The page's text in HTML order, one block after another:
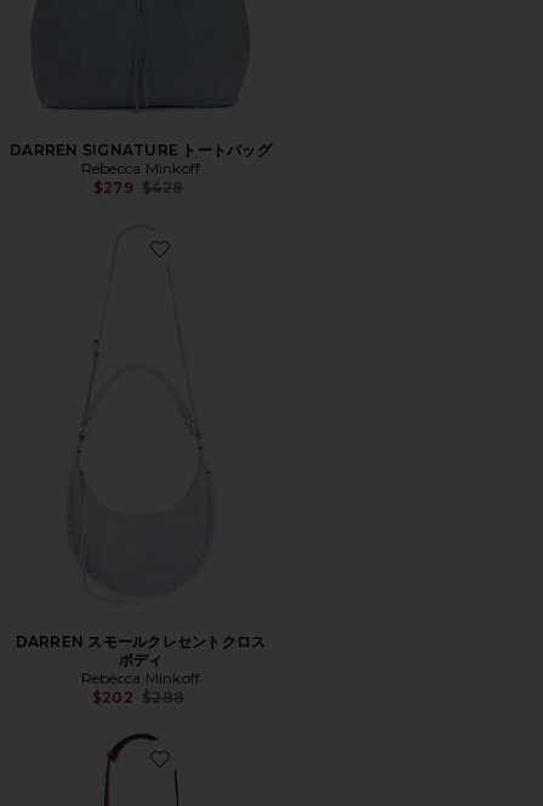
DARREN SIGNATURE トートバッグ
Rebecca Minkoff
$279 Previous price:
$428
Favorite DARREN スモールクレセントクロスボディ
DARREN スモールクレセントクロス
ボディ
Rebecca Minkoff
$202 Previous price:
$288
Favorite Darren Carrysome Bag